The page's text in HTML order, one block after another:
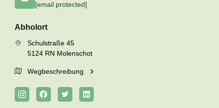
[email protected]
Abholort
Schulstraße 45
5124 RN Molenschot
Wegbeschreibung